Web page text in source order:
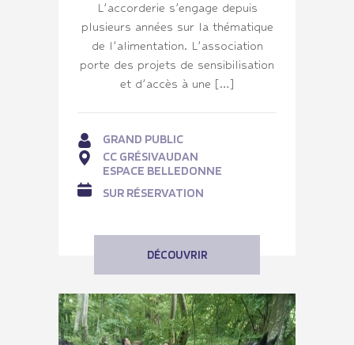
L’accorderie s’engage depuis
plusieurs années sur la thématique
de l’alimentation. L’association
porte des projets de sensibilisation
et d’accès à une […]
GRAND PUBLIC
CC GRÉSIVAUDAN
ESPACE BELLEDONNE
SUR RÉSERVATION
DÉCOUVRIR